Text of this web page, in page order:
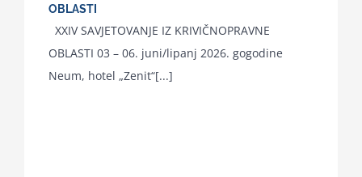
OBLASTI
XXIV SAVJETOVANJE IZ KRIVIČNOPRAVNE
OBLASTI 03 – 06. juni/lipanj 2026. gogodine
Neum, hotel „Zenit“[...]